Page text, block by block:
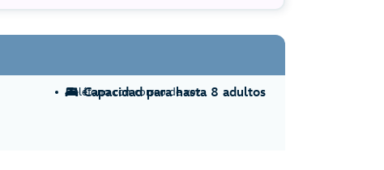
Capacidad para hasta 8 adultos
Teléfono con correo de voz